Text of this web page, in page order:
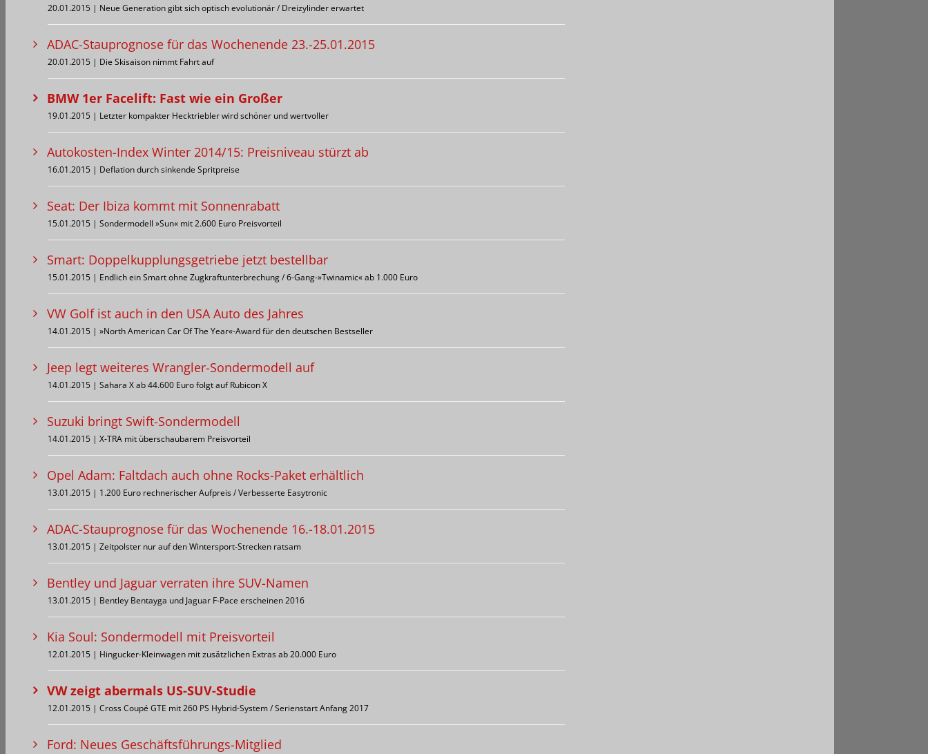
20.01.2015 | Neue Generation gibt sich optisch evolutionär / Dreizylinder erwartet
ADAC-Stauprognose für das Wochenende 23.-25.01.2015
20.01.2015 | Die Skisaison nimmt Fahrt auf
BMW 1er Facelift: Fast wie ein Großer
19.01.2015 | Letzter kompakter Hecktriebler wird schöner und wertvoller
Autokosten-Index Winter 2014/15: Preisniveau stürzt ab
16.01.2015 | Deflation durch sinkende Spritpreise
Seat: Der Ibiza kommt mit Sonnenrabatt
15.01.2015 | Sondermodell »Sun« mit 2.600 Euro Preisvorteil
Smart: Doppelkupplungsgetriebe jetzt bestellbar
15.01.2015 | Endlich ein Smart ohne Zugkraftunterbrechung / 6-Gang-»Twinamic« ab 1.000 Euro
VW Golf ist auch in den USA Auto des Jahres
14.01.2015 | »North American Car Of The Year«-Award für den deutschen Bestseller
Jeep legt weiteres Wrangler-Sondermodell auf
14.01.2015 | Sahara X ab 44.600 Euro folgt auf Rubicon X
Suzuki bringt Swift-Sondermodell
14.01.2015 | X-TRA mit überschaubarem Preisvorteil
Opel Adam: Faltdach auch ohne Rocks-Paket erhältlich
13.01.2015 | 1.200 Euro rechnerischer Aufpreis / Verbesserte Easytronic
ADAC-Stauprognose für das Wochenende 16.-18.01.2015
13.01.2015 | Zeitpolster nur auf den Wintersport-Strecken ratsam
Bentley und Jaguar verraten ihre SUV-Namen
13.01.2015 | Bentley Bentayga und Jaguar F-Pace erscheinen 2016
Kia Soul: Sondermodell mit Preisvorteil
12.01.2015 | Hingucker-Kleinwagen mit zusätzlichen Extras ab 20.000 Euro
VW zeigt abermals US-SUV-Studie
12.01.2015 | Cross Coupé GTE mit 260 PS Hybrid-System / Serienstart Anfang 2017
Ford: Neues Geschäftsführungs-Mitglied